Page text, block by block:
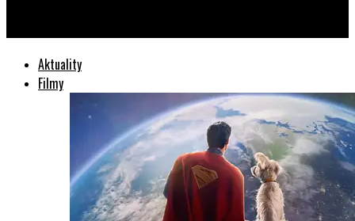
Aktuality
Filmy